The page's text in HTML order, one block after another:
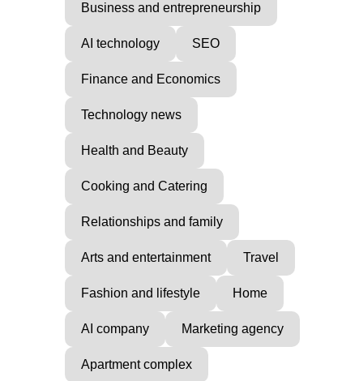
Business and entrepreneurship
AI technology SEO
Finance and Economics
Technology news
Health and Beauty
Cooking and Catering
Relationships and family
Arts and entertainment Travel
Fashion and lifestyle Home
AI company Marketing agency
Apartment complex